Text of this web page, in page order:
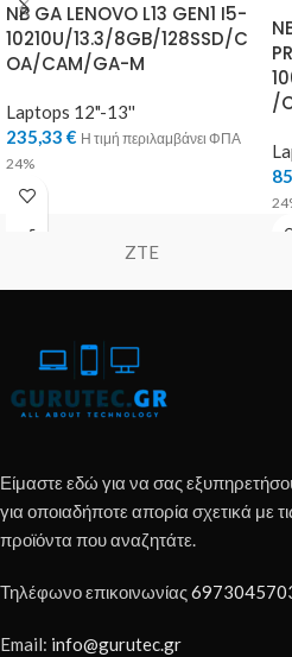
NB GA LENOVO L13 GEN1 I5-
10210U/13.3/8GB/128SSD/C
OA/CAM/GA-M
Laptops 12"-13''
235,33 € Η τιμή περιλαμβάνει ΦΠΑ
24%
/
ZTE
Είμαστε εδώ για να σας
για οποιαδήποτε απορία σχετικά με
προϊόντα που αναζητάτε.
Τηλέφωνο επικοινωνίας
Email: info@gurutec.gr